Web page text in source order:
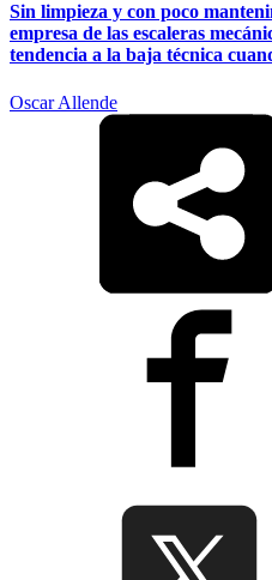
Sin limpieza y con poco
empresa de las escaleras
tendencia a la baja técnica
Oscar Allende